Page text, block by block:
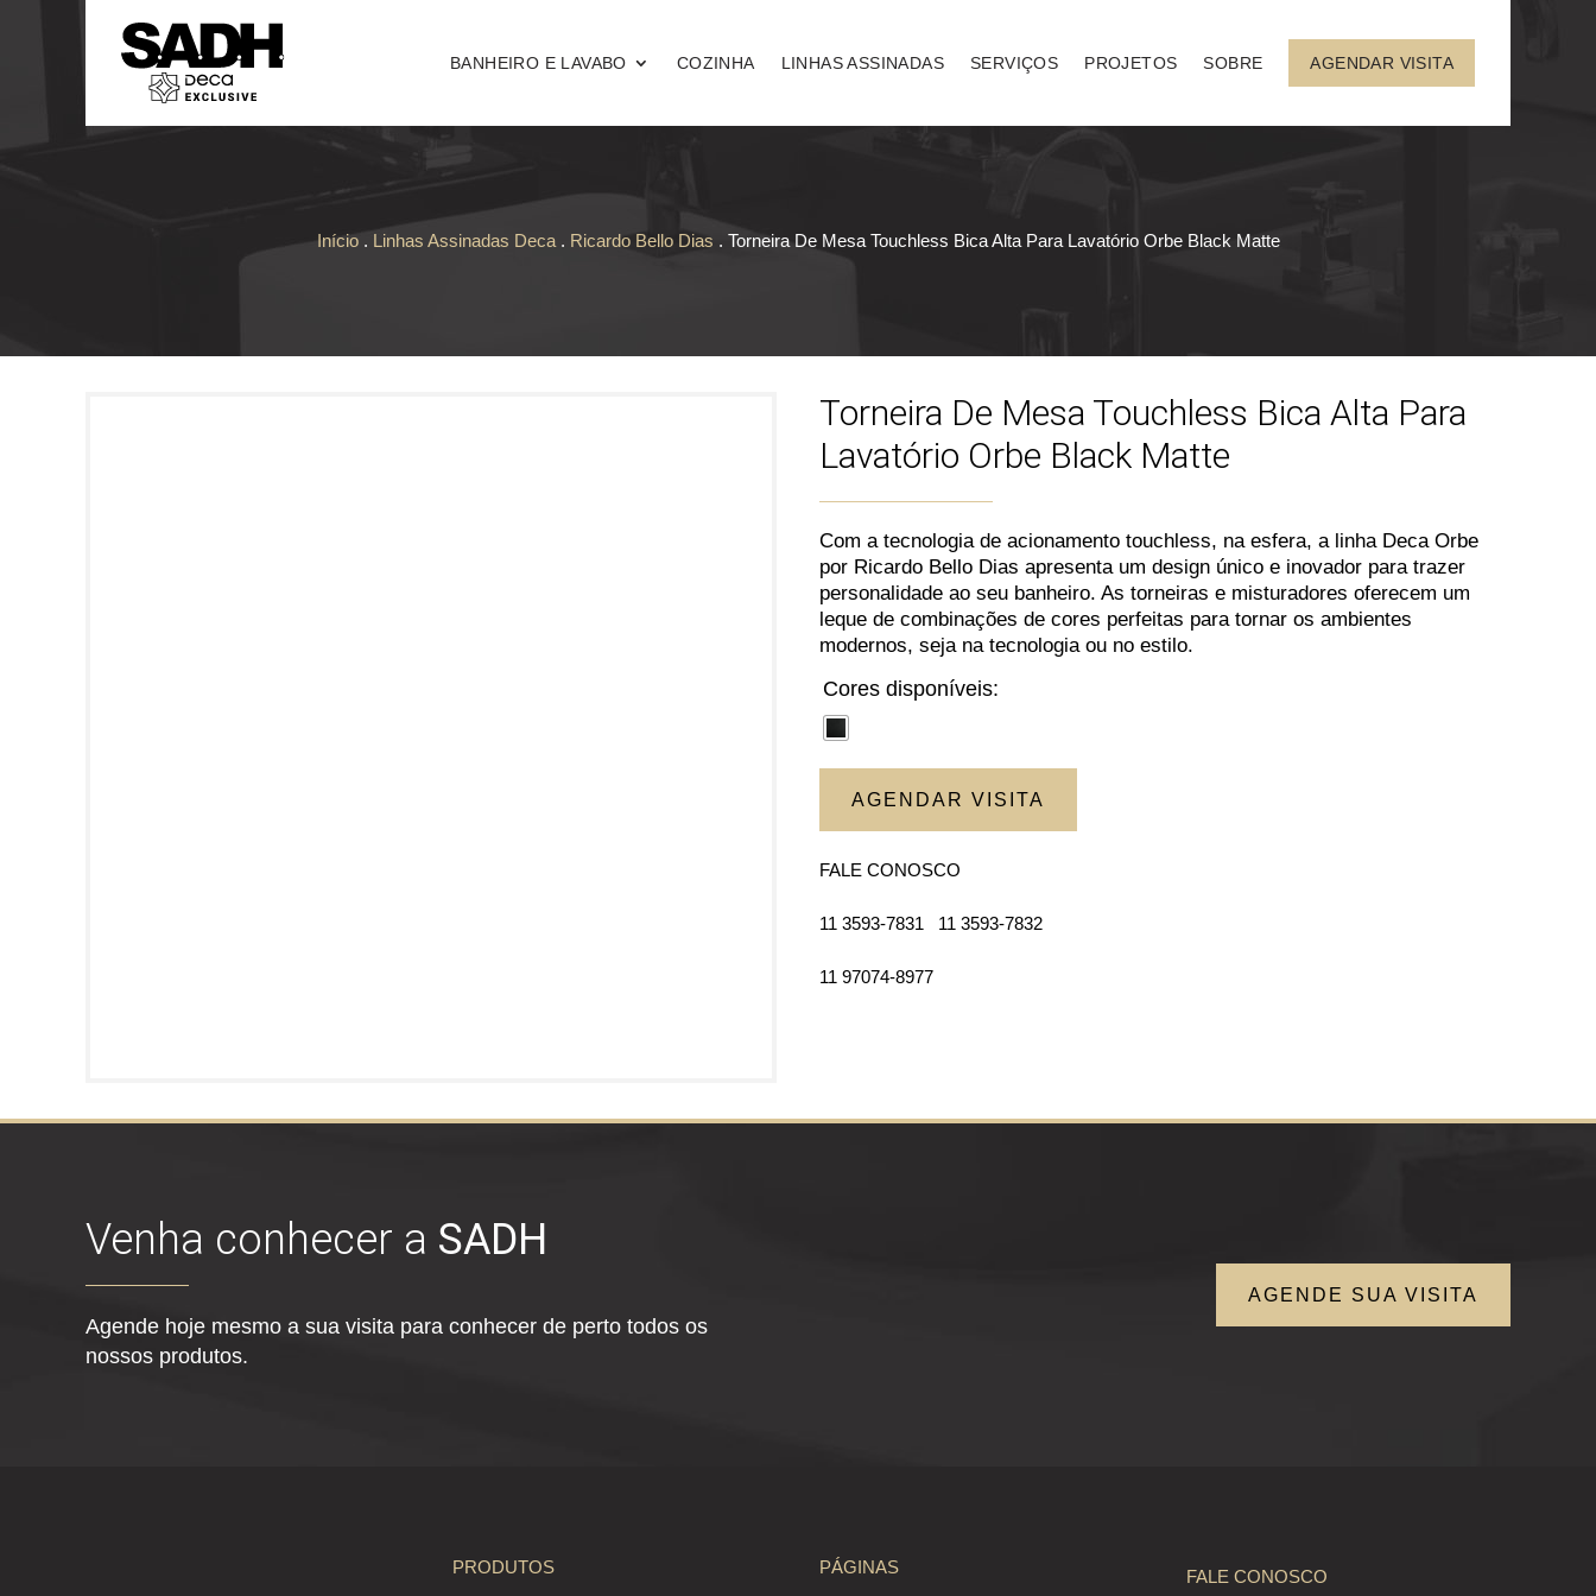
BANHEIRO E LAVABO COZINHA LINHAS ASSINADAS SERVIÇOS PROJETOS SOBRE AGENDAR VISITA
Início. Linhas Assinadas Deca. Ricardo Bello Dias . Torneira De Mesa Touchless Bica Alta Para Lavatório Orbe Black Matte
Torneira De Mesa Touchless Bica Alta Para
Lavatório Orbe Black Matte
Com a tecnologia de acionamento touchless, na esfera, a linha Deca Orbe
por Ricardo Bello Dias apresenta um design único e inovador para trazer
personalidade ao seu banheiro. As torneiras e misturadores oferecem um
leque de combinações de cores perfeitas para tornar os ambientes
modernos, seja na tecnologia ou no estilo.
Cores disponíveis:
AGENDAR VISITA
FALE CONOSCO
11 3593-7831 11 3593-7832
11 97074-8977
Venha conhecer a SADH
Agende hoje mesmo a sua visita para conhecer de perto todos os
nossos produtos.
AGENDE SUA VISITA
PRODUTOS
PÁGINAS
FALE CONOSCO